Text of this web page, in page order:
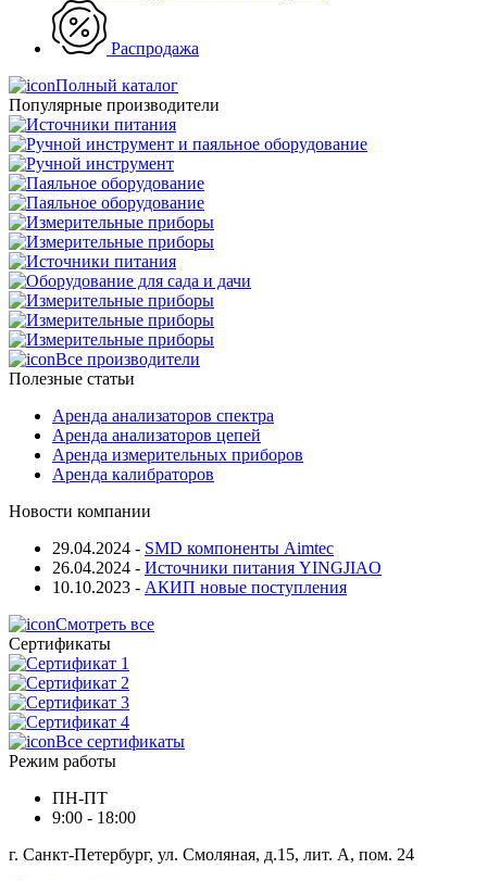
Распродажа
Полный каталог
Популярные производители
Все производители
Полезные статьи
Аренда анализаторов спектра
Аренда анализаторов цепей
Аренда измерительных приборов
Аренда калибраторов
Новости компании
29.04.2024 - SMD компоненты Aimtec
26.04.2024 - Источники питания YINGJIAO
10.10.2023 - АКИП новые поступления
Смотреть все
Сертификаты
Все сертификаты
Режим работы
ПН-ПТ
9:00 - 18:00
г. Санкт-Петербург, ул. Смоляная, д.15, лит. А, пом. 24